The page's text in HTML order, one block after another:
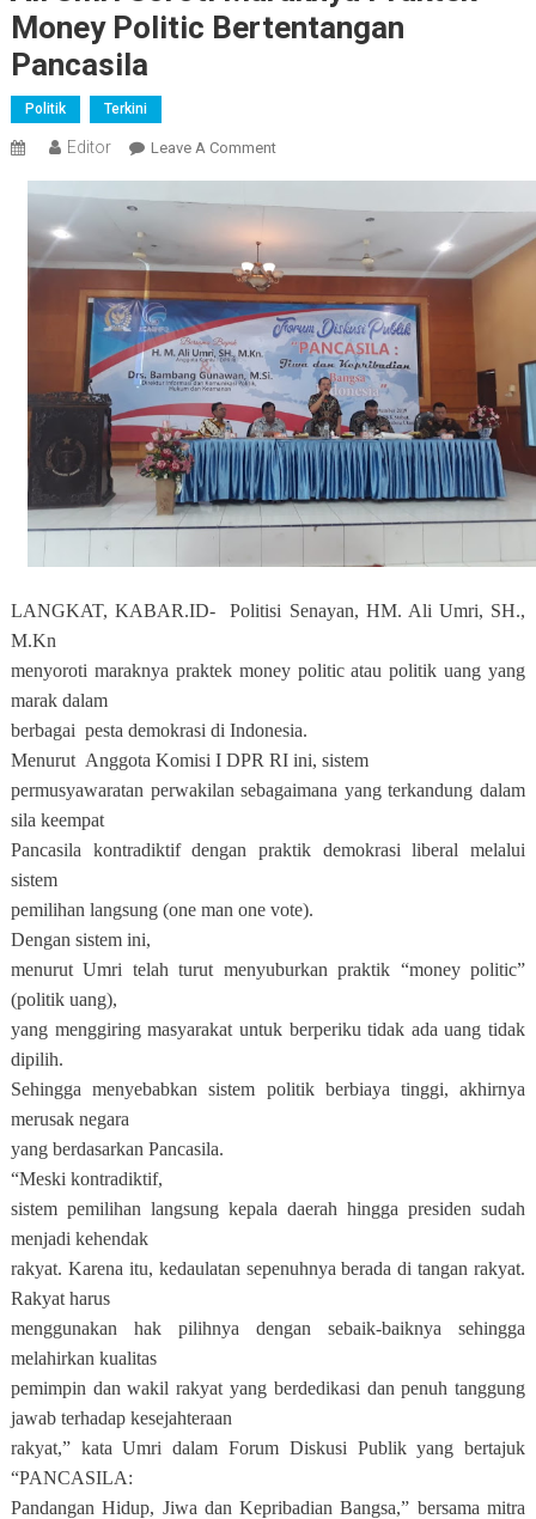
Money Politic Bertentangan
Pancasila
Politik Terkini
Editor Leave A CommentOn
Umri
Soroti
Maraknya
Praktek
Money
Politic
Bertentangan
Pancasila
LANGKAT, KABAR.ID-
Politisi Senayan, HM. Ali Umri, SH.,
M.Kn
menyoroti maraknya praktek money politic atau politik uang yang
marak dalam
berbagai pesta demokrasi di Indonesia.
Menurut Anggota Komisi I DPR RI ini, sistem
permusyawaratan perwakilan sebagaimana yang terkandung dalam
sila keempat
Pancasila kontradiktif dengan praktik demokrasi liberal melalui
sistem
pemilihan langsung (one man one vote).
Dengan sistem ini,
menurut Umri telah turut menyuburkan praktik “money politic”
(politik uang),
yang menggiring masyarakat untuk berperiku tidak ada uang tidak
dipilih.
Sehingga menyebabkan sistem politik berbiaya tinggi, akhirnya
merusak negara
yang berdasarkan Pancasila.
“Meski kontradiktif,
sistem pemilihan langsung kepala daerah hingga presiden sudah
menjadi kehendak
rakyat. Karena itu, kedaulatan sepenuhnya berada di tangan rakyat.
Rakyat harus
menggunakan hak pilihnya dengan sebaik-baiknya sehingga
melahirkan kualitas
pemimpin dan wakil rakyat yang berdedikasi dan penuh tanggung
jawab terhadap kesejahteraan
rakyat,” kata Umri dalam Forum Diskusi Publik yang bertajuk
“PANCASILA:
Pandangan Hidup, Jiwa dan Kepribadian Bangsa,” bersama mitra